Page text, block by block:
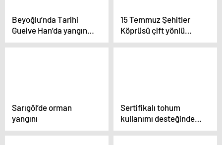
Beyoğlu’nda Tarihi
Gueive Han’da yangın:
Giriş kat alev alev yandı
15 Temmuz Şehitler
Köprüsü çift yönlü
trafiğe kapatıldı
Sarıgöl’de orman
yangını
Sertifikalı tohum
kullanımı desteğinde
değişiklik yapılmasına